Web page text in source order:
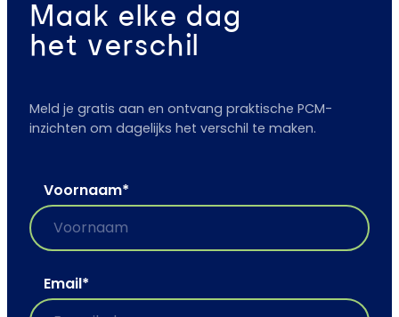
Maak elke dag
het verschil
Meld je gratis aan en ontvang praktische PCM-
inzichten om dagelijks het verschil te maken.
Voornaam*
Email*